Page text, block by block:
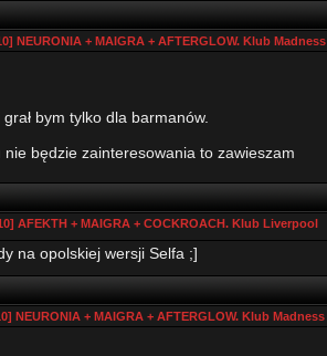
NEURONIA + MAIGRA + AFTERGLOW. Klub Madness
bym tylko dla barmanów.
nie będzie zainteresowania to zawieszam
AFEKTH + MAIGRA + COCKROACH. Klub Liverpool
na opolskiej wersji Selfa ;]
NEURONIA + MAIGRA + AFTERGLOW. Klub Madness